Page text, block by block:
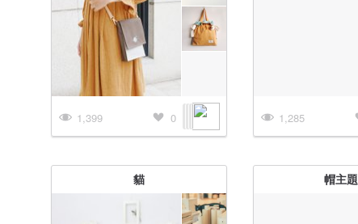
1,399 0 1,285
貓 帽主題